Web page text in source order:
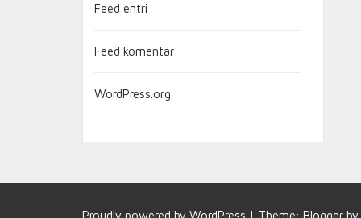
Feed entri
Feed komentar
WordPress.org